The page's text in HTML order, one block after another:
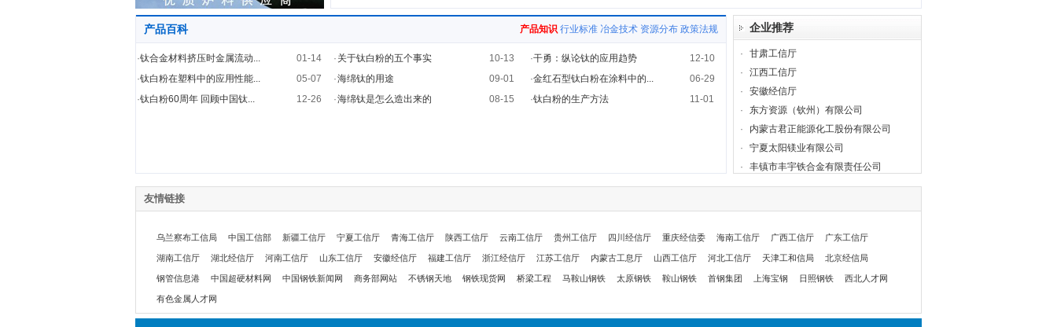
产品百科 产品知识 行业标准 冶金技术 资源分布 政策法规
·钛合金材料挤压时金属流动...
01-14
·钛白粉在塑料中的应用性能...
05-07
·钛白粉60周年 回顾中国钛... 12-26
· 关于钛白粉的五个事实
10-13
·海绵钛的用途
09-01
·海绵钛是怎么造出来的 08-15
·干勇：纵论钛的应用趋势
12-10
·金红石型钛白粉在涂料中的...
06-29
·钛白粉的生产方法 11-01
企业推荐
·
甘肃工信厅
·
江西工信厅
·
安徽经信厅
·
东方资源（钦州）有限公司
·
内蒙古君正能源化工股份有限公司
·
宁夏太阳镁业有限公司
·
丰镇市丰宇铁合金有限责任公司
友情链接
乌兰察布工信局 中国工信部 新疆工信厅 宁夏工信厅 青海工信厅 陕西工信厅 云南工信厅 贵州工信厅 四川经信厅 重庆经信委 海南工信厅 广西工信厅 广东工信厅
湖南工信厅 湖北经信厅 河南工信厅 山东工信厅 安徽经信厅 福建工信厅 浙江经信厅 江苏工信厅 内蒙古工息厅 山西工信厅 河北工信厅 天津工和信局 北京经信局
钢管信息港 中国超硬材料网 中国钢铁新闻网 商务部网站 不锈钢天地 钢铁现货网 桥梁工程 马鞍山钢铁 太原钢铁 鞍山钢铁 首钢集团 上海宝钢 日照钢铁 西北人才网
有色金属人才网